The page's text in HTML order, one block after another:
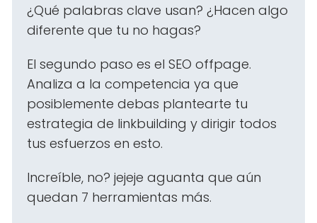
¿Qué palabras clave usan? ¿Hacen algo
diferente que tu no hagas?
El segundo paso es el SEO offpage.
Analiza a la competencia ya que
posiblemente debas plantearte tu
estrategia de linkbuilding y dirigir todos
tus esfuerzos en esto.
Increíble, no? jejeje aguanta que aún
quedan 7 herramientas más.